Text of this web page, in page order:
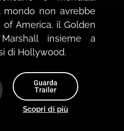
mondo non avrebbe
America, il Golden
insieme a
di Hollywood.
Guarda
Trailer
Scopri di più